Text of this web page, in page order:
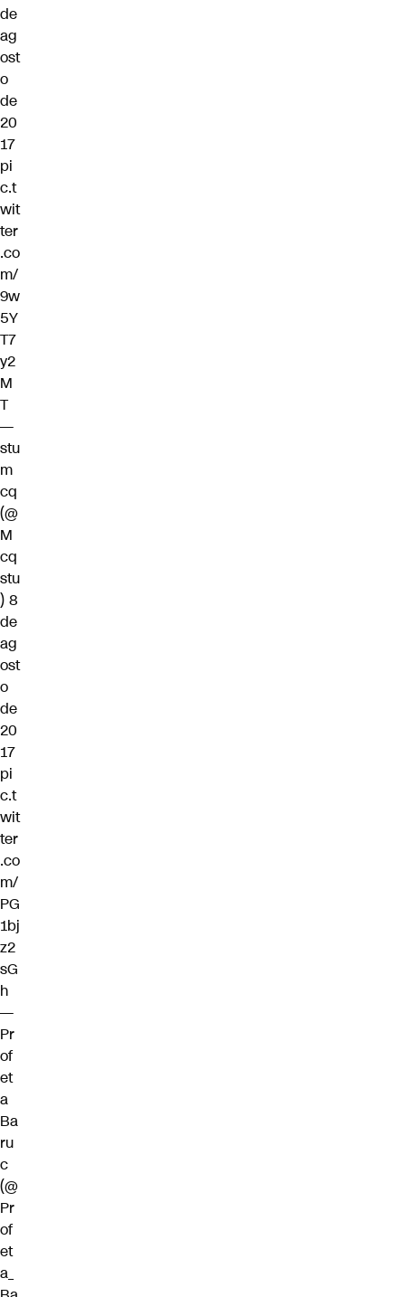
de
ag
ost
o
de
20
17
pi
c.t
wit
ter
.co
m/
9w
5Y
T7
y2
M
T
—
stu
m
cq
(@
M
cq
stu
) 8
de
ag
ost
o
de
20
17
pi
c.t
wit
ter
.co
m/
PG
1bj
z2
sG
h
—
Pr
of
et
a
Ba
ru
c
(@
Pr
of
et
a_